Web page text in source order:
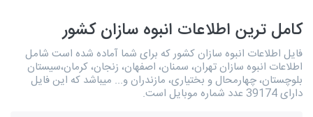
کامل ترین اطلاعات انبوه سازان کشور
فایل اطلاعات انبوه سازان کشور که برای شما آماده شده است شامل
اطلاعات انبوه سازان تهران، سمنان، اصفهان، زنجان، کرمان،سیستان
بلوچستان، چهارمحال و بختیاری، مازندران و... میباشد که این فایل
دارای 39174 عدد شماره موبایل است.